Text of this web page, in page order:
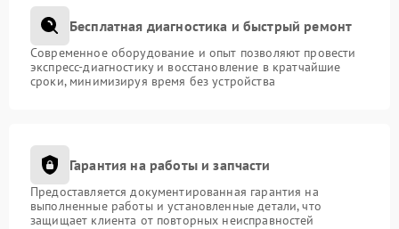
Бесплатная диагностика и быстрый ремонт
Современное оборудование и опыт позволяют провести
экспресс-диагностику и восстановление в кратчайшие
сроки, минимизируя время без устройства
Гарантия на работы и запчасти
Предоставляется документированная гарантия на
выполненные работы и установленные детали, что
защищает клиента от повторных неисправностей